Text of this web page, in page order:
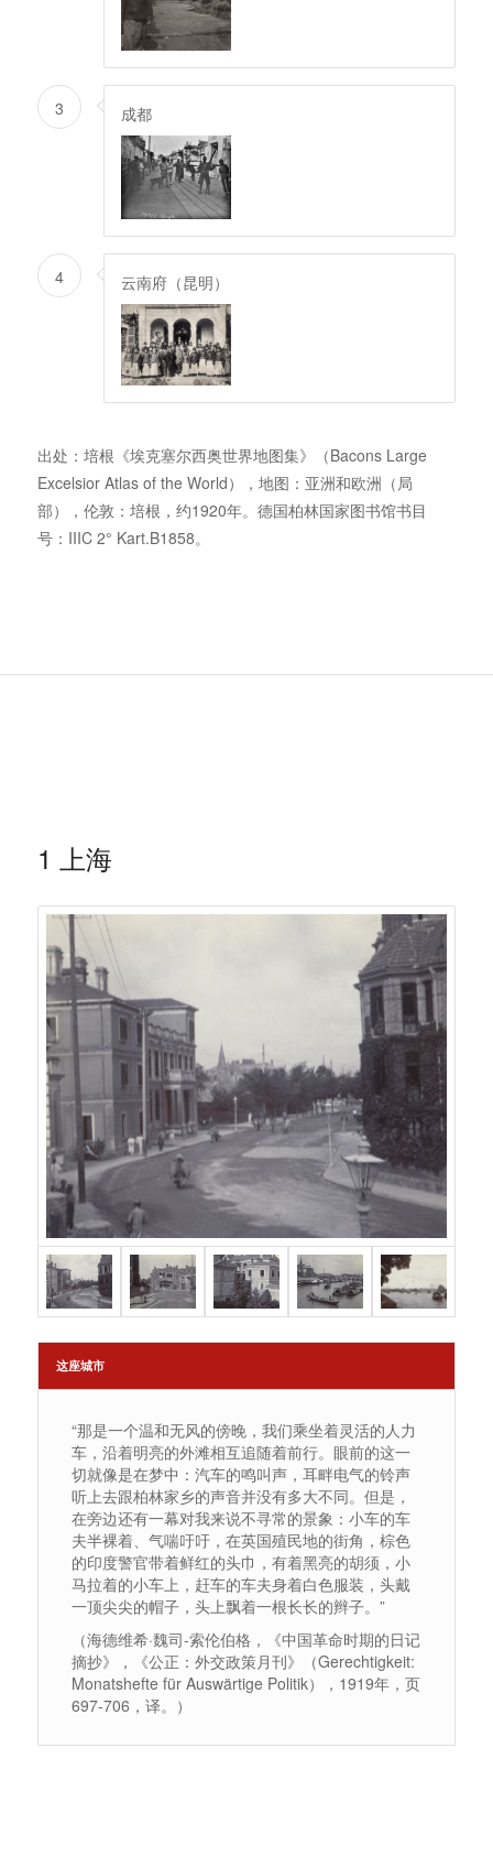
3 成都
4 云南府（昆明）
出处：培根《埃克塞尔西奥世界地图集》（Bacons Large
Excelsior Atlas of the World），地图：亚洲和欧洲（局
部），伦敦：培根，约1920年。德国柏林国家图书馆书目
号：IIIC 2° Kart.B1858。
1 上海
这座城市
“那是一个温和无风的傍晚，我们乘坐着灵活的人力
车，沿着明亮的外滩相互追随着前行。眼前的这一
切就像是在梦中：汽车的鸣叫声，耳畔电气的铃声
听上去跟柏林家乡的声音并没有多大不同。但是，
在旁边还有一幕对我来说不寻常的景象：小车的车
夫半裸着、气喘吁吁，在英国殖民地的街角，棕色
的印度警官带着鲜红的头巾，有着黑亮的胡须，小
马拉着的小车上，赶车的车夫身着白色服装，头戴
一顶尖尖的帽子，头上飘着一根长长的辫子。”
（海德维希·魏司-索伦伯格，《中国革命时期的日记
摘抄》，《公正：外交政策月刊》（Gerechtigkeit:
Monatshefte für Auswärtige Politik），1919年，页
697-706，译。）